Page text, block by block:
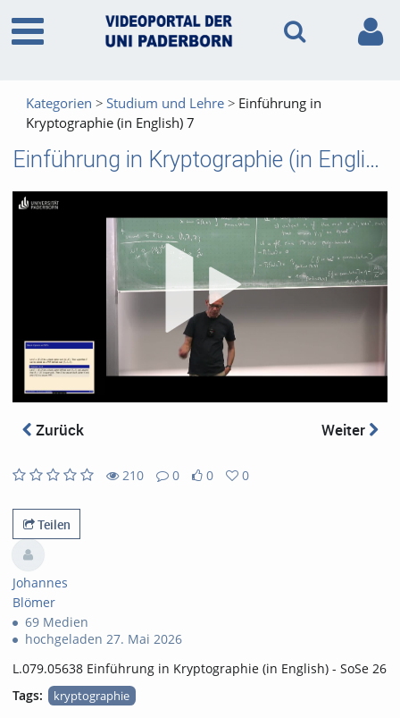
Kategorien Studium und Lehre
Einführung in
Kryptographie (in English) 7
Einführung in Kryptographie (in English) 7
Zurück Weiter
210
views
0
Kommentare
0
likes
0
favorites
Teilen
Johannes
Blömer
69 Medien
hochgeladen 27. Mai 2026
L.079.05638 Einführung in Kryptographie (in English) - SoSe 26
Tags:
kryptographie